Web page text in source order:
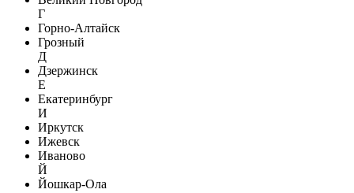
Г
Горно-Алтайск
Грозный
Д
Дзержинск
Е
Екатеринбург
И
Иркутск
Ижевск
Иваново
Й
Йошкар-Ола